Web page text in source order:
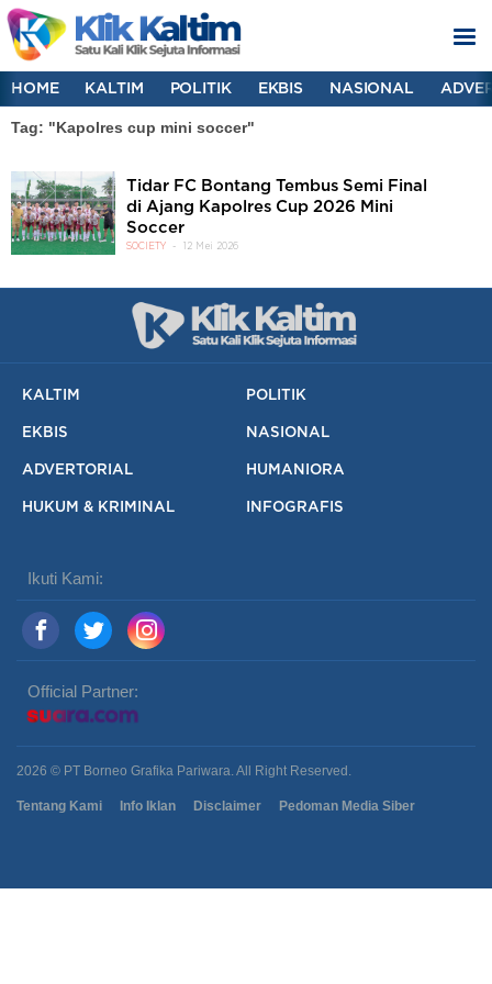
HOME KALTIM POLITIK EKBIS NASIONAL
Tag: "Kapolres cup mini soccer"
Tidar FC Bontang Tembus Semi Final
di Ajang Kapolres Cup 2026 Mini
Soccer
SOCIETY 12 Mei 2026
KALTIM POLITIK
EKBIS NASIONAL
ADVERTORIAL HUMANIORA
HUKUM & KRIMINAL INFOGRAFIS
Ikuti Kami:
Official Partner:
2026 © PT Borneo Grafika Pariwara. All Right Reserved.
Tentang Kami Info Iklan Disclaimer Pedoman Media Siber